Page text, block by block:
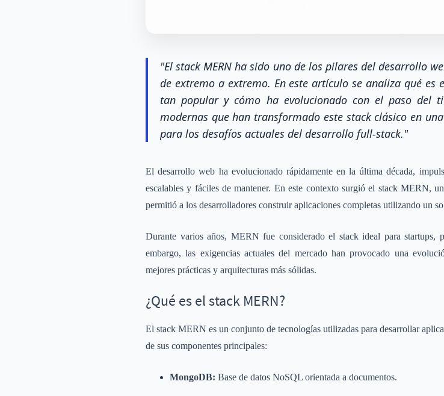
"El stack MERN ha sido uno de los pilares del desarrollo
de extremo a extremo. En este artículo se analiza qué es
tan popular y cómo ha evolucionado con el paso del
modernas que han transformado este stack clásico en
para los desafíos actuales del desarrollo full-stack."
El desarrollo web ha evolucionado rápidamente en la última década,
escalables y fáciles de mantener. En este contexto surgió el stack MERN,
permitió a los desarrolladores construir aplicaciones completas utilizando un
Durante varios años, MERN fue considerado el stack ideal para startups,
embargo, las exigencias actuales del mercado han provocado una
mejores prácticas y arquitecturas más sólidas.
¿Qué es el stack MERN?
El stack MERN es un conjunto de tecnologías utilizadas para desarrollar
de sus componentes principales:
MongoDB: Base de datos NoSQL orientada a documentos.